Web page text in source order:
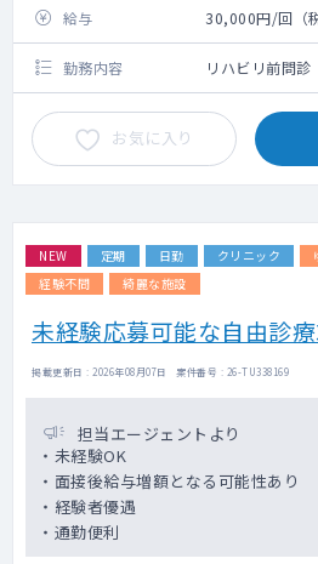
給与 30,000円/回（
勤務内容 リハビリ前問診
お気に入り
NEW 定期 日勤 クリニック
経験不問
綺麗な施設
未経験応募可能な自由診
掲載更新日 : 2026年08月07日 案件番号 : 26-TU338169
担当エージェントより
・未経験OK
・面接後給与増額となる可能性あり
・経験者優遇
・通勤便利